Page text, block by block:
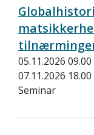
05.11.2026 09.00
07.11.2026 18.00
Seminar